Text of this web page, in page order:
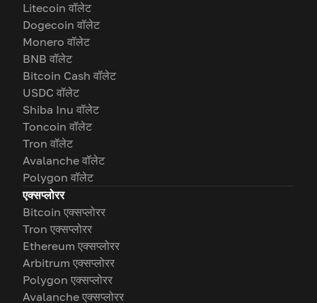
Litecoin वॉलेट
Dogecoin वॉलेट
Monero वॉलेट
BNB वॉलेट
Bitcoin Cash वॉलेट
USDC वॉलेट
Shiba Inu वॉलेट
Toncoin वॉलेट
Tron वॉलेट
Avalanche वॉलेट
Polygon वॉलेट
एक्सप्लोरर
Bitcoin एक्सप्लोरर
Tron एक्सप्लोरर
Ethereum एक्सप्लोरर
Arbitrum एक्सप्लोरर
Polygon एक्सप्लोरर
Avalanche एक्सप्लोरर